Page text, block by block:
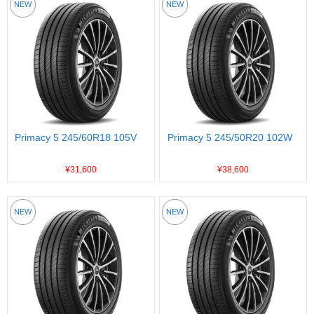
NEW
Primacy 5 245/60R18 105V
¥31,600
NEW
Primacy 5 245/50R20 102W
¥38,600
NEW NEW